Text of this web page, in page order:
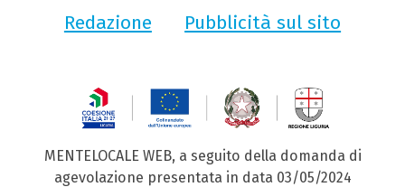
Redazione
Pubblicità sul sito
MENTELOCALE WEB, a seguito della domanda di
agevolazione presentata in data 03/05/2024